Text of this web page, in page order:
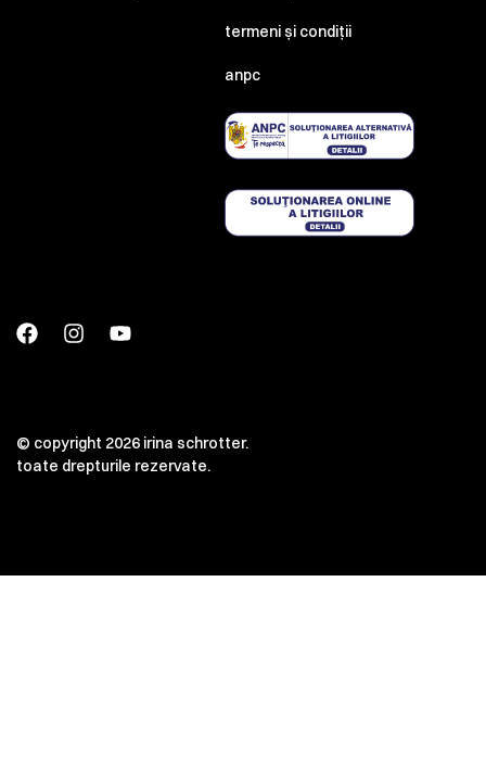
termeni și condiții
anpc
© copyright 2026 irina schrotter.
toate drepturile rezervate.